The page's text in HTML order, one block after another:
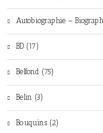
Autobiographie –
BD (17)
Belfond (75)
Belin (3)
Bouquins (2)